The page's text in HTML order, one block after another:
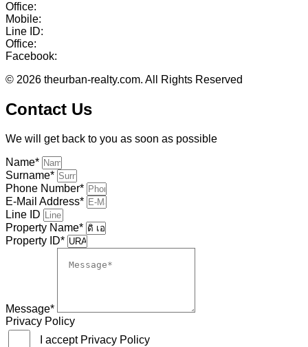
Office:
Mobile:
Line ID:
Office:
Facebook:
© 2026 theurban-realty.com. All Rights Reserved
Contact Us
We will get back to you as soon as possible
Name*
Surname*
Phone Number*
E-Mail Address*
Line ID
Property Name*
Property ID*
Message*
Privacy Policy
I accept Privacy Policy